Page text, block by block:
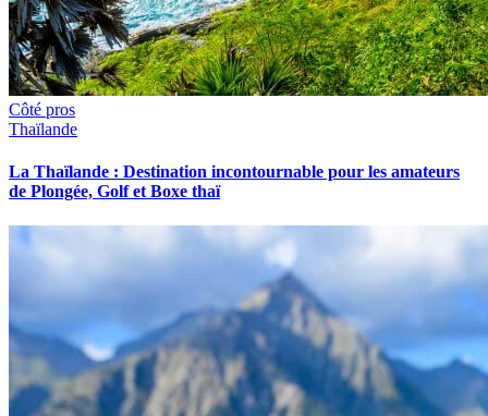
Côté pros
Thaïlande
La Thaïlande : Destination incontournable pour les amateurs
de Plongée, Golf et Boxe thaï